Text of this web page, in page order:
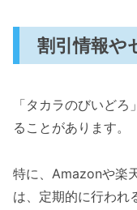
割引情報や
「タカラのびいど
ることがあります。
特に、Amazonや楽
は、定期的に行われ